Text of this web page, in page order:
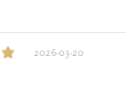
2026-03-20